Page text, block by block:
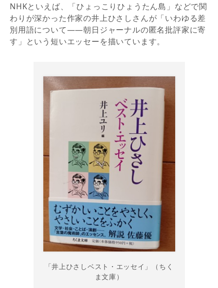
NHKといえば、「ひょっこりひょうたん島」などで関
わりが深かった作家の井上ひさしさんが「いわゆる差
別用語について――朝日ジャーナルの匿名批評家に寄
す」という短いエッセーを描いています。
「井上ひさしベスト・エッセイ」（ちく
ま文庫）